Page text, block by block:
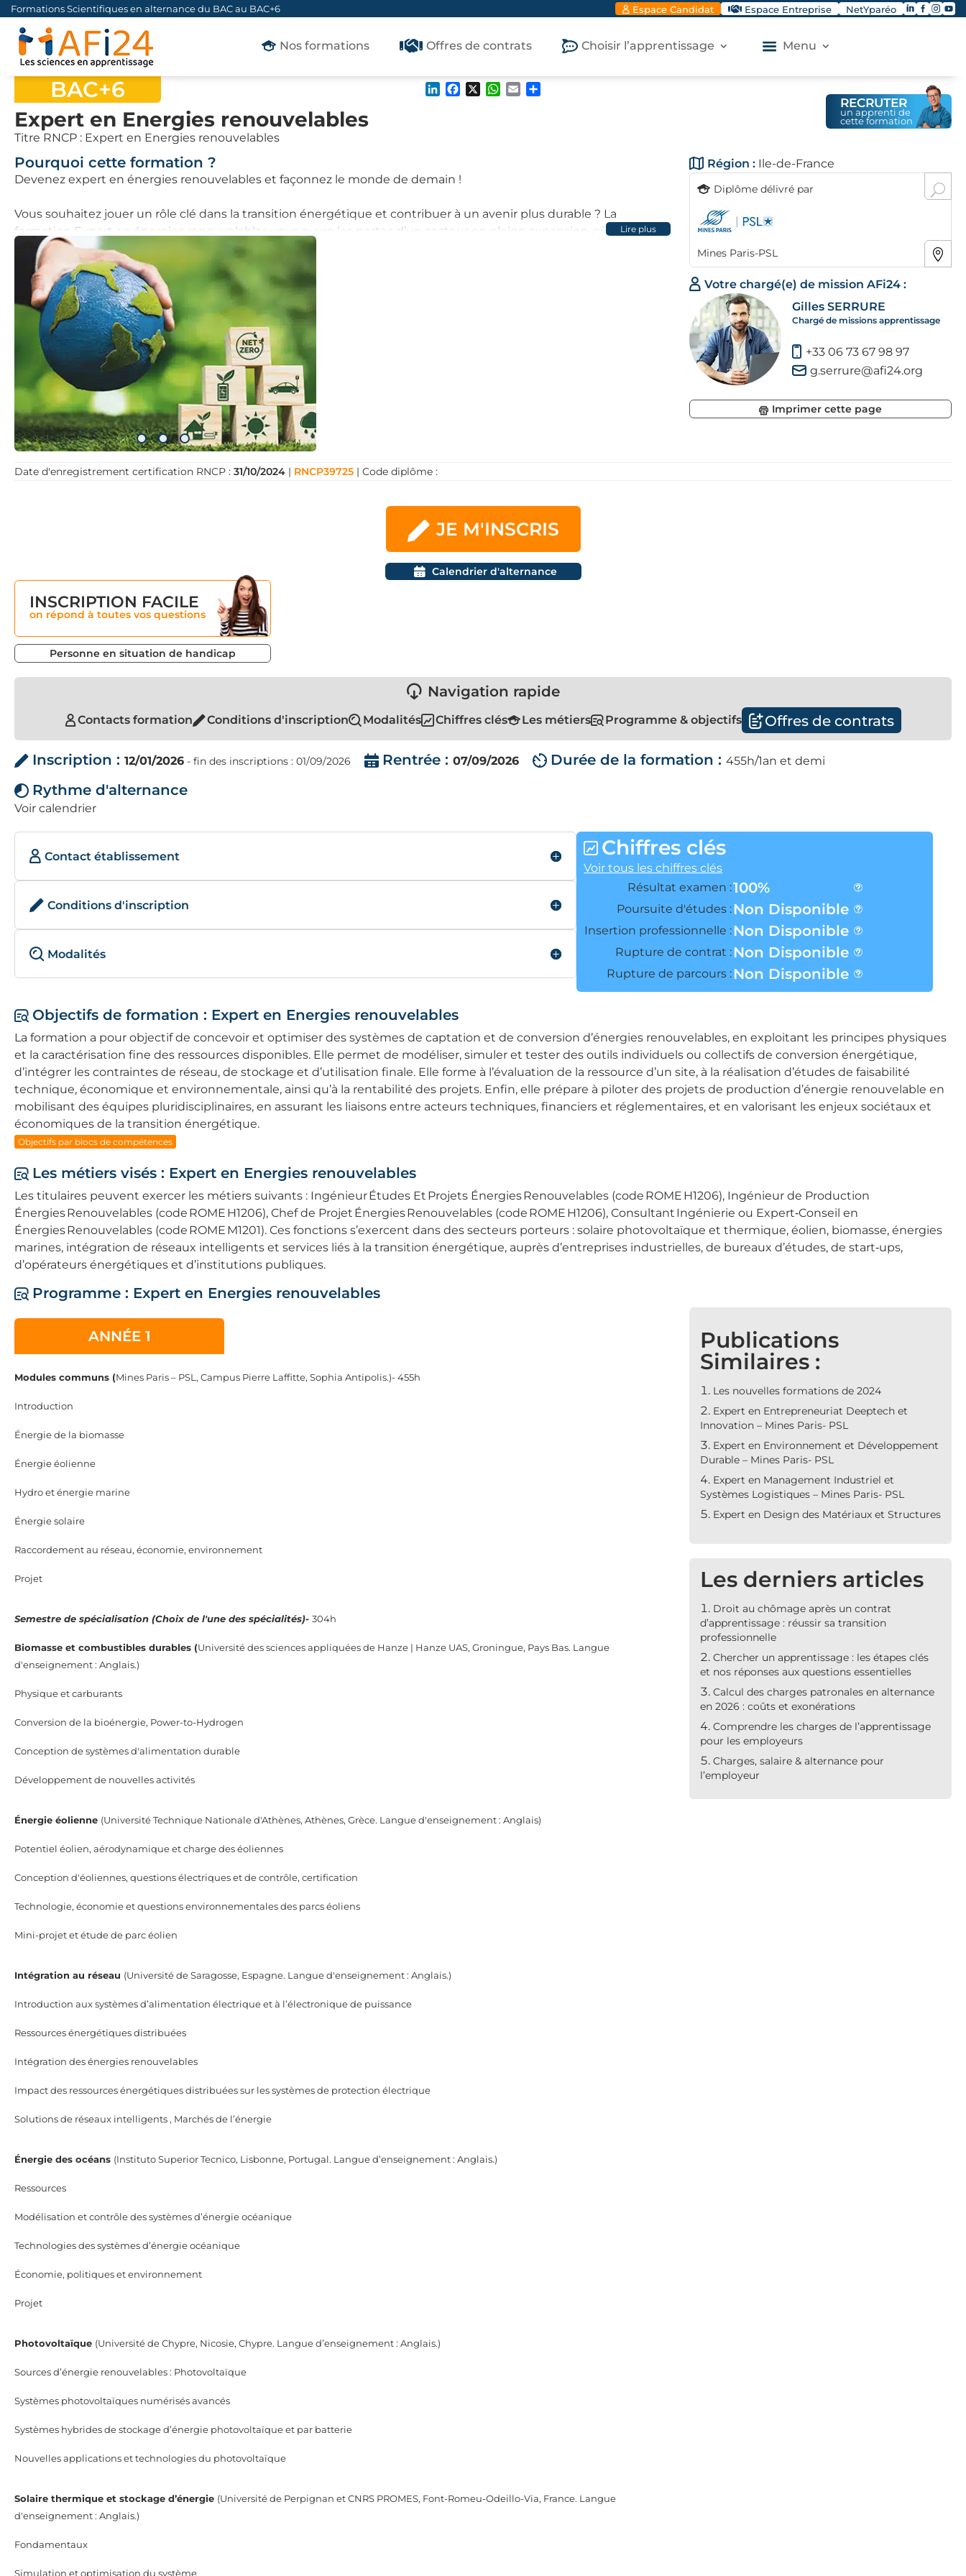
Formations Scientifiques en alternance du BAC au BAC+6 Espace Candidat Espace Entreprise NetYparéo 
Nos formations Offres de contrats Choisir l’apprentissage Menu
BAC+6
Expert en Energies renouvelables
Titre RNCP : Expert en Energies renouvelables
RECRUTER
un apprenti de
cette formation
LinkedIn
FacebookWhatsApp
Email
Pourquoi cette formation ?
Devenez expert en énergies renouvelables et façonnez le monde de demain !
Vous souhaitez jouer un rôle clé dans la transition énergétique et contribuer à un avenir plus durable ? La
formation Expert en énergies renouvelables vous ouvre les portes d’un secteur en pleine expansion, où
innovation et impact environnemental vont de pair.
Grâce à une approche technique, scientifique et stratégique, vous apprendrez à concevoir et optimiser des
systèmes de captation et de conversion d’énergie, en exploitant les meilleures ressources naturelles : solaire,
éolien, biomasse, énergies marines… Vous maîtriserez la modélisation avancée, l’optimisation des performances et
l’intégration des solutions énergétiques au sein de réseaux intelligents. Vous développerez également des
compétences en gestion de projet et en analyse économique, essentielles pour assurer la viabilité et la
compétitivité des solutions développées.
Cette formation vous prépare à des métiers d’avenir : chef de projet, ingénieur études, expert-conseil, ingénieur
R&D ou ingénieur projet. Vous pourrez intégrer des bureaux d’études, entreprises industrielles, laboratoires de
recherche ou institutions publiques, au cœur des innovations qui façonneront le futur énergétique.
Rejoignez-nous et devenez acteur du changement !
Lire plus
Région : Ile-de-France
Diplôme délivré par
Mines Paris-PSL
Votre chargé(e) de mission AFi24 :
Gilles SERRURE
Chargé de missions apprentissage
+33 06 73 67 98 97
g.serrure@afi24.org
Imprimer cette page
Date d'enregistrement certification RNCP : 31/10/2024 | RNCP39725 | Code diplôme :
INSCRIPTION FACILE
on répond à toutes vos questions
Personne en situation de handicap
JE M'INSCRIS
Calendrier d'alternance
Navigation rapide
Contacts formation Conditions d'inscription Modalités Chiffres clés Les métiers Programme & objectifs Offres de contrats
Inscription : 12/01/2026 - fin des inscriptions : 01/09/2026 Rentrée : 07/09/2026 Durée de la formation : 455h/1an et demi
Rythme d'alternance
Voir calendrier
Contact établissement
Conditions d'inscription
Modalités
Chiffres clés
Voir tous les chiffres clés
Résultat examen :100%
Poursuite d'études : Non Disponible
Insertion professionnelle : Non Disponible
Rupture de contrat : Non Disponible
Rupture de parcours : Non Disponible
Objectifs de formation : Expert en Energies renouvelables
La formation a pour objectif de concevoir et optimiser des systèmes de captation et de conversion d’énergies renouvelables, en exploitant les principes physiques
et la caractérisation fine des ressources disponibles. Elle permet de modéliser, simuler et tester des outils individuels ou collectifs de conversion énergétique,
d’intégrer les contraintes de réseau, de stockage et d’utilisation finale. Elle forme à l’évaluation de la ressource d’un site, à la réalisation d’études de faisabilité
technique, économique et environnementale, ainsi qu’à la rentabilité des projets. Enfin, elle prépare à piloter des projets de production d’énergie renouvelable en
mobilisant des équipes pluridisciplinaires, en assurant les liaisons entre acteurs techniques, financiers et réglementaires, et en valorisant les enjeux sociétaux et
économiques de la transition énergétique.
Objectifs par blocs de compétences
Les métiers visés : Expert en Energies renouvelables
Les titulaires peuvent exercer les métiers suivants : Ingénieur Études Et Projets Énergies Renouvelables (code ROME H1206), Ingénieur de Production
Énergies Renouvelables (code ROME H1206), Chef de Projet Énergies Renouvelables (code ROME H1206), Consultant Ingénierie ou Expert‑Conseil en
Énergies Renouvelables (code ROME M1201). Ces fonctions s’exercent dans des secteurs porteurs : solaire photovoltaïque et thermique, éolien, biomasse, énergies
marines, intégration de réseaux intelligents et services liés à la transition énergétique, auprès d’entreprises industrielles, de bureaux d’études, de start‑ups,
d’opérateurs énergétiques et d’institutions publiques.
Programme : Expert en Energies renouvelables
ANNÉE 1
Modules communs (Mines Paris – PSL, Campus Pierre Laffitte, Sophia Antipolis.)- 455h
Introduction
Énergie de la biomasse
Énergie éolienne
Hydro et énergie marine
Énergie solaire
Raccordement au réseau, économie, environnement
Projet
Semestre de spécialisation (Choix de l'une des spécialités)- 304h
Biomasse et combustibles durables (Université des sciences appliquées de Hanze | Hanze UAS, Groningue, Pays Bas. Langue
d'enseignement : Anglais.)
Physique et carburants
Conversion de la bioénergie, Power-to-Hydrogen
Conception de systèmes d'alimentation durable
Développement de nouvelles activités
Énergie éolienne (Université Technique Nationale d'Athènes, Athènes, Grèce. Langue d'enseignement : Anglais)
Potentiel éolien, aérodynamique et charge des éoliennes
Conception d'éoliennes, questions électriques et de contrôle, certification
Technologie, économie et questions environnementales des parcs éoliens
Mini-projet et étude de parc éolien
Intégration au réseau (Université de Saragosse, Espagne. Langue d'enseignement : Anglais.)
Introduction aux systèmes d’alimentation électrique et à l’électronique de puissance
Ressources énergétiques distribuées
Intégration des énergies renouvelables
Impact des ressources énergétiques distribuées sur les systèmes de protection électrique
Solutions de réseaux intelligents , Marchés de l’énergie
Énergie des océans (Instituto Superior Tecnico, Lisbonne, Portugal. Langue d’enseignement : Anglais.)
Ressources
Modélisation et contrôle des systèmes d’énergie océanique
Technologies des systèmes d’énergie océanique
Économie, politiques et environnement
Projet
Photovoltaïque (Université de Chypre, Nicosie, Chypre. Langue d’enseignement : Anglais.)
Sources d’énergie renouvelables : Photovoltaïque
Systèmes photovoltaïques numérisés avancés
Systèmes hybrides de stockage d’énergie photovoltaïque et par batterie
Nouvelles applications et technologies du photovoltaïque
Solaire thermique et stockage d’énergie (Université de Perpignan et CNRS PROMES, Font-Romeu-Odeillo-Via, France. Langue
d'enseignement : Anglais.)
Fondamentaux
Simulation et optimisation du système
Publications
Similaires :
Les nouvelles formations de 2024
Expert en Entrepreneuriat Deeptech et
Innovation – Mines Paris- PSL
Expert en Environnement et Développement
Durable – Mines Paris- PSL
Expert en Management Industriel et
Systèmes Logistiques – Mines Paris- PSL
Expert en Design des Matériaux et Structures
Les derniers articles
Droit au chômage après un contrat
d’apprentissage : réussir sa transition
professionnelle
Chercher un apprentissage : les étapes clés
et nos réponses aux questions essentielles
Calcul des charges patronales en alternance
en 2026 : coûts et exonérations
Comprendre les charges de l’apprentissage
pour les employeurs
Charges, salaire & alternance pour
l’employeur